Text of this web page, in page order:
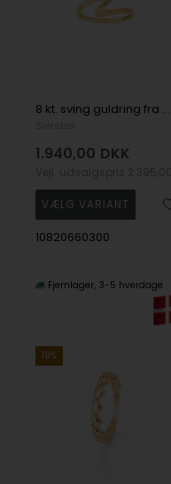
8 kt. sving guldring fra Siersbøl
1.940,00 DKK
10820660300
Fjernlager 3-5 hverdage
19%